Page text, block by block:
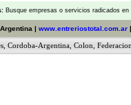
Busque empresas o servicios radicados
| www.entreriostotal.com.ar
Cordoba-Argentina Colon